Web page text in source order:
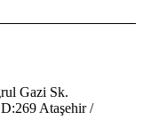
Gazi Sk.
Ataşehir /